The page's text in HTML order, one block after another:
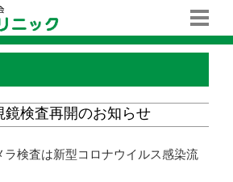
鏡検査再開のお知らせ
ラ検査は新型コロナウイルス感染流